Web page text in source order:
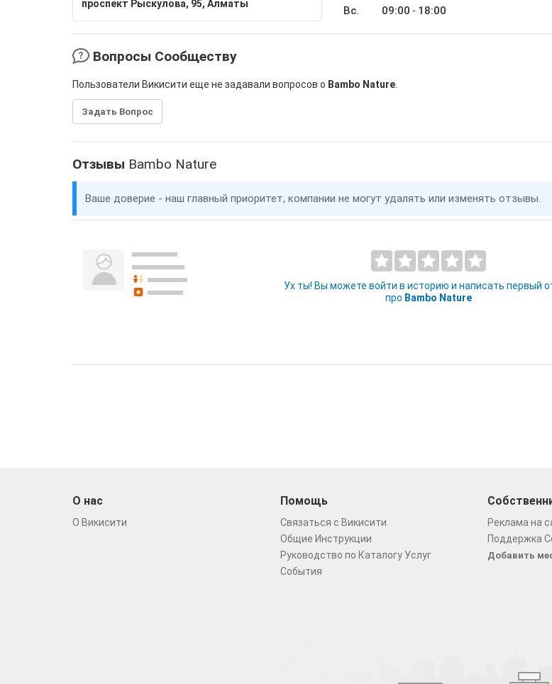
проспект Рыскулова, 95, Алматы
Вс.
09:00 - 18:00
Вопросы Сообществу
Пользователи Викисити еще не задавали вопросов о Bambo Nature
Задать Вопрос
Отзывы Bambo Nature
Ваше доверие - наш главный приоритет, компании не могут удалять или изменять отзывы.
Ух ты! Вы можете войти в историю и написать первый
про Bambo Nature
О нас
О Викисити
Помощь
Связаться с Викисити
Общие Инструкции
Руководство по Каталогу Услуг
События
Реклама на
Поддержка
Добавить